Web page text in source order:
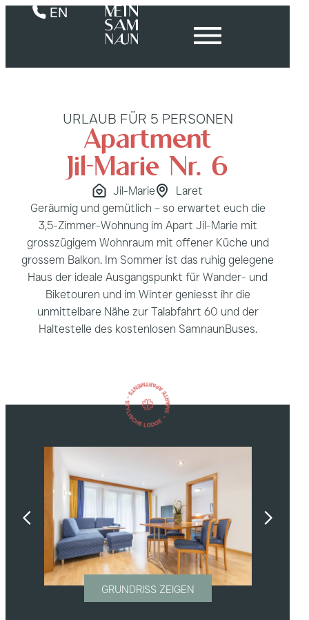
EN
URLAUB FÜR 5 PERSONEN
Apartment
Jil-Marie Nr. 6
Jil-Marie
Laret
Geräumig und gemütlich – so erwartet euch die
3,5-Zimmer-Wohnung im Apart Jil-Marie mit
grosszügigem Wohnraum mit offener Küche und
grossem Balkon. Im Sommer ist das ruhig gelegene
Haus der ideale Ausgangspunkt für Wander- und
Biketouren und im Winter geniesst ihr die
unmittelbare Nähe zur Talabfahrt 60 und der
Haltestelle des kostenlosen SamnaunBuses.
GRUNDRISS ZEIGEN